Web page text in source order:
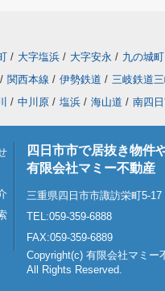
/ 大字塩浜 / 大字安永 / 九の城町
/ 関西本線 / 伊勢鉄道 / 三岐鉄道
/ 中川原 / 塩浜 / 海山道 / 南四
四日市市で居抜き物件
有限会社マミー不動産
三重県四日市市諏訪栄町5-
TEL:059-359-6888
FAX:059-359-6889
Copyright(c) 有限会社マミー
All Rights Reserved.